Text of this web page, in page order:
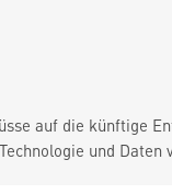
auf die künftige
und Daten